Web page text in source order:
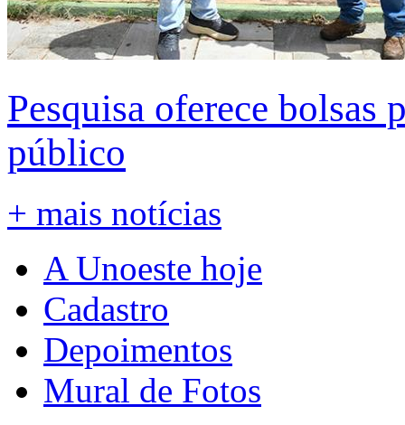
Pesquisa oferece bolsas
público
+ mais notícias
A Unoeste hoje
Cadastro
Depoimentos
Mural de Fotos